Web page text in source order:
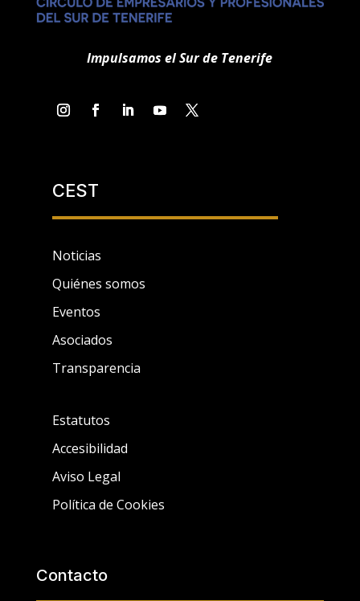
Impulsamos el Sur de Tenerife
CEST
Noticias
Quiénes somos
Eventos
Asociados
Transparencia
Estatutos
Accesibilidad
Aviso Legal
Política de Cookies
Contacto